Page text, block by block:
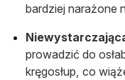
bardziej narażone
prowadzić do
kręgosłup, co